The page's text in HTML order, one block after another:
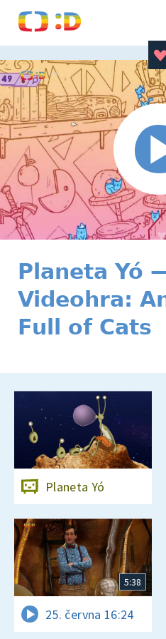
Planeta Yó
Videohra:
Full of Cats
Planeta Yó
5:38
25. června 16:24